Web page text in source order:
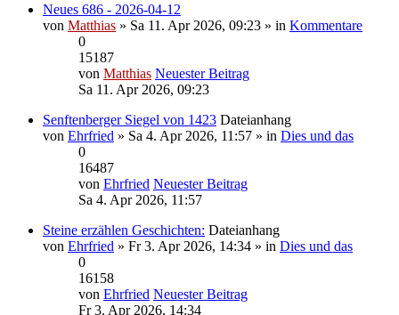
Neues 686 - 2026-04-12
von Matthias » Sa 11. Apr 2026, 09:23 » in Kommentare
0
15187
von Matthias Neuester Beitrag
Sa 11. Apr 2026, 09:23
Senftenberger Siegel von 1423 Dateianhang
von Ehrfried » Sa 4. Apr 2026, 11:57 » in Dies und das
0
16487
von Ehrfried Neuester Beitrag
Sa 4. Apr 2026, 11:57
Steine erzählen Geschichten: Dateianhang
von Ehrfried » Fr 3. Apr 2026, 14:34 » in Dies und das
0
16158
von Ehrfried Neuester Beitrag
Fr 3. Apr 2026, 14:34